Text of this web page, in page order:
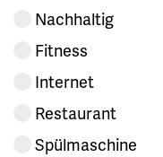
Nachhaltig
Fitness
Internet
Restaurant
Spülmaschine